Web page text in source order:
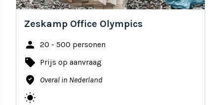
Zeskamp Office Olympics
person 20 - 500 personen
local_offer Prijs op aanvraag
where_to_vote Overal in Nederland
wb_sunny